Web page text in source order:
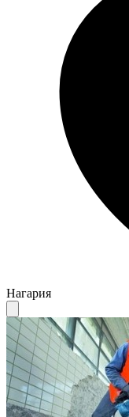
Нагария